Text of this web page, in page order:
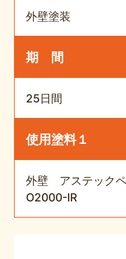
外壁塗装
期 間
25日間
使用塗料１
外壁 アステック
O2000-IR